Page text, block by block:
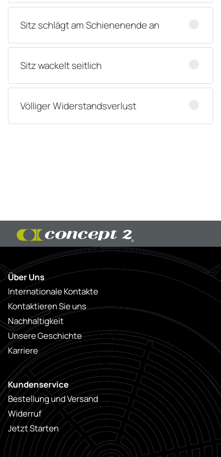
Sitz schlägt am Schienenende an
Sitz wackelt seitlich
Völliger Widerstandsverlust
Über Uns
Internationale Kontakte
Kontaktieren Sie uns
Nachhaltigkeit
Unsere Geschichte
Karriere
Kundenservice
Bestellung und Versand
Widerruf
Jetzt Starten